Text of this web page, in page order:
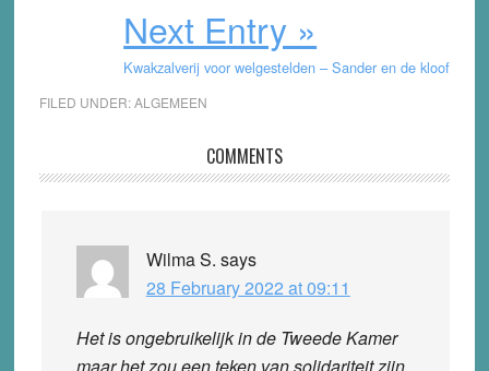
Next Entry »
Kwakzalverij voor welgestelden – Sander en de kloof
FILED UNDER:ALGEMEEN
Interactions
COMMENTS
Wilma S. says
28 February 2022 at 09:11
Het is ongebruikelijk in de Tweede Kamer